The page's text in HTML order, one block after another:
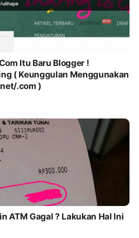
Itu Baru Blogger !
( Keunggulan Menggunakan
.com )
ATM Gagal ? Lakukan Hal Ini